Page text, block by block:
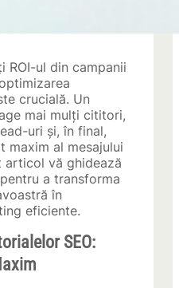
ROI-ul din campanii
crucială. Un
mai mulți cititori,
uri și, în final,
maxim al mesajului
articol vă ghidează
a transforma
în
eficiente.
SEO: